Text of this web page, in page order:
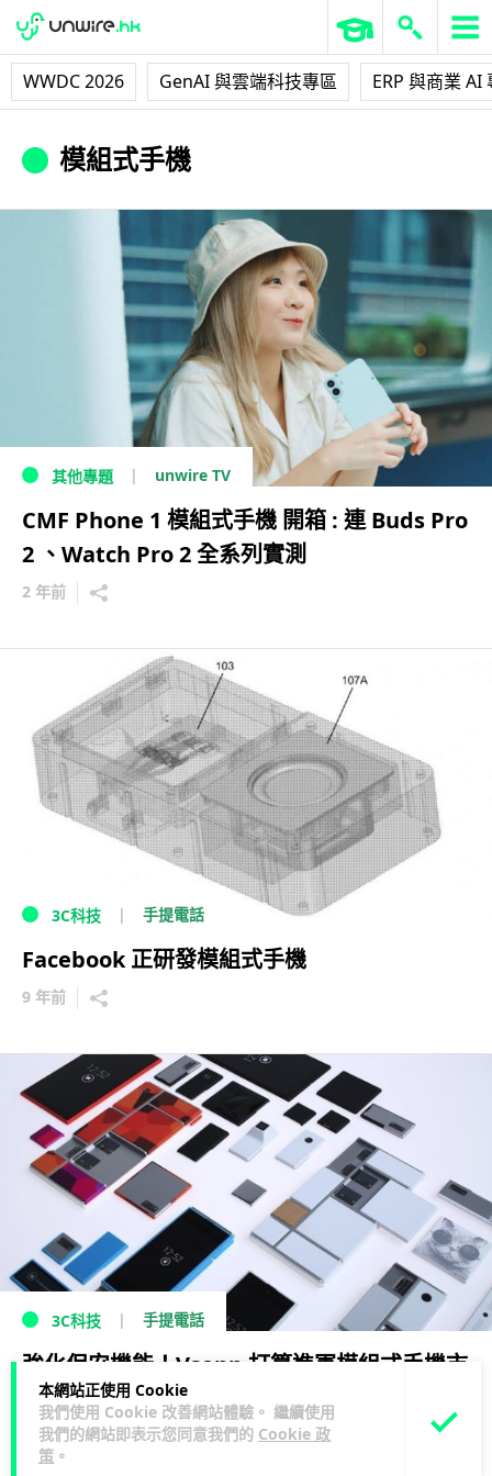
WWDC 2026 GenAI 與雲端科技專區 ERP 與商業 AI
本網站正使用 Cookie
我們使用 Cookie 改善網站體驗。 繼續使用
我們的網站即表示您同意我們的 Cookie 政
策 。
模組式手機
其他專題 unwire TV
CMF Phone 1 模組式手機 開箱 : 連 Buds Pro
2 、Watch Pro 2 全系列實測
2 年前
3C科技 手提電話
Facebook 正研發模組式手機
9 年前
3C科技 手提電話
強化保安機能！Vsenn 打算進軍模組式手機市
場
12 年前